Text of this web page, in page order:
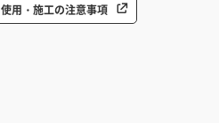
使用・施工の注意事項